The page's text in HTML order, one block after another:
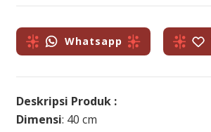
Whatsapp
Deskripsi Produk :
Dimensi: 40 cm